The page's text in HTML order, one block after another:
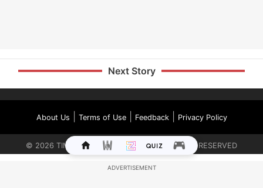
Next Story
About Us Terms of Use| Feedback| Privacy Policy
© 2026 TIMES INTERNET LIMITED. ALL RIGHTS RESERVED